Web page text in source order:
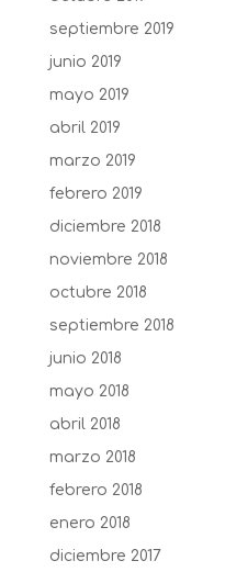
septiembre 2019
junio 2019
mayo 2019
abril 2019
marzo 2019
febrero 2019
diciembre 2018
noviembre 2018
octubre 2018
septiembre 2018
junio 2018
mayo 2018
abril 2018
marzo 2018
febrero 2018
enero 2018
diciembre 2017